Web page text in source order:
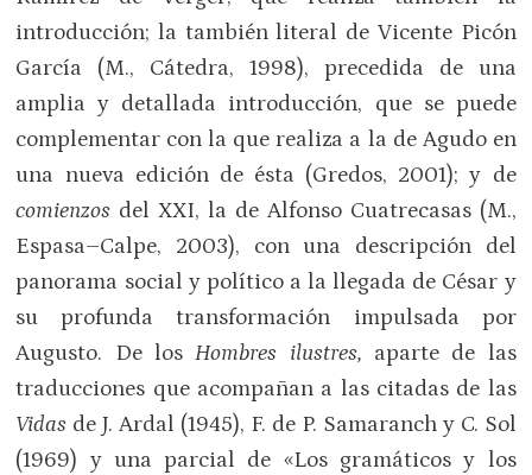
introducción; la también literal de Vicente Picón
García (M., Cátedra, 1998), precedida de una
amplia y detallada introducción, que se puede
complementar con la que realiza a la de Agudo en
una nueva edición de ésta (Gredos, 2001); y de
comienzos del XXI, la de Alfonso Cuatrecasas (M.,
Espasa–Calpe, 2003), con una descripción del
panorama social y político a la llegada de César y
su profunda transformación impulsada por
Augusto. De losHombres ilustres, aparte de las
traducciones que acompañan a las citadas de las
Vidas de J. Ardal (1945), F. de P. Samaranch y C. Sol
(1969) y una parcial de «Los gramáticos y los